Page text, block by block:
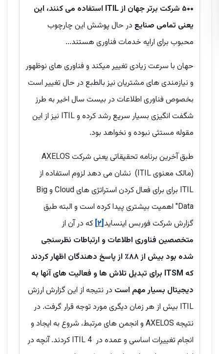
۵۰۰ شرکت برتر جهان از ITIL استفاده می کنند، این
یعنی تمامی صنایع در حال پوشش این چارچوب
محبوب برای ارایه خدمات فناوری هستند...
حهان با سرعت زیادی تغییر میکند و فناوری های نوظهور
و نیازمندی های مشتریان نیز بالطبع در حال تغییر است
بخصوص فناوری اطلاعات در بیست سال اخیر به طرز
شگفت انگیزی بسیار سریع رشد کرده و ITIL نیز از این
مقوله مستثی نبوده و نخواهد بود.
طبق آخرین برنامه تحقیقاتی یعنی شرکت AXELOS
(مالک معنوی ITIL) نشان می دهد لزوم استفاده از
ITIL برای برای فعال کردن استراتژی های Cloud و Big
Data" اهمیت بیشتری پیدا کرده است و البته طبق
گزارش شرکت فوربس اینساید[۲]
که در آن از
متخصصین فناوری اطلاعات و ارتباطات نظرسنجی
شده بود بیش از ۸۸٪ از پاسخ دهندگان اظهار کردند
که ITSM برای تبدیل تلاش ها و فعالیت های آنها به
دیجیتال بسیار مهم است در نتیجه از این گزارش ارزش
ITIL بیش از هر زمان دیگری مورد توجه قرار گرفت. در
نتیجه AXELOS و انجمن های مرتبط، شروع به ایجاد و
انجام تغییرات اساسی و عمده در ITIL 4 کردند. آنچه در